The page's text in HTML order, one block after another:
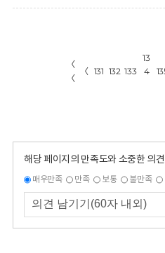
〈
〈
〈 131 132 133
13
4
해당 페이지의 만족도와 소중한 의
매우만족 만족 보통 불만족